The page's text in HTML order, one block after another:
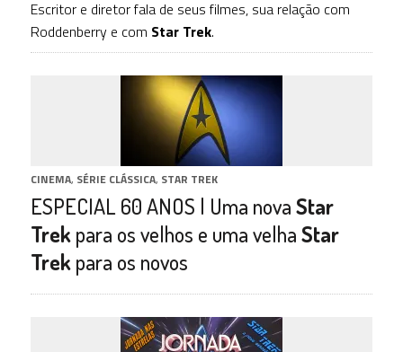
Escritor e diretor fala de seus filmes, sua relação com
Roddenberry e com Star Trek.
CINEMA, SÉRIE CLÁSSICA, STAR TREK
ESPECIAL 60 ANOS | Uma novaStar
Trekpara os velhos e uma velhaStar
Trekpara os novos